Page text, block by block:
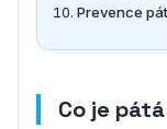
Prevence
Co je